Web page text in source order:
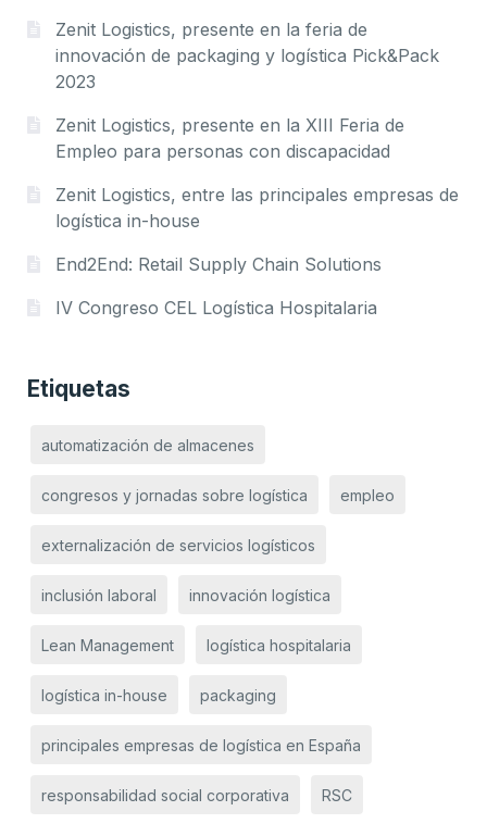
Zenit Logistics, presente en la feria de
innovación de packaging y logística Pick&Pack
2023
Zenit Logistics, presente en la XIII Feria de
Empleo para personas con discapacidad
Zenit Logistics, entre las principales empresas de
logística in-house
End2End: Retail Supply Chain Solutions
IV Congreso CEL Logística Hospitalaria
Etiquetas
automatización de almacenes
congresos y jornadas sobre logística empleo
externalización de servicios logísticos
inclusión laboral innovación logística
Lean Management logística hospitalaria
logística in-house packaging
principales empresas de logística en España
responsabilidad social corporativa RSC